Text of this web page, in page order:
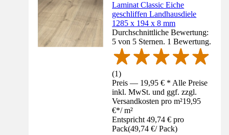
Laminat Classic Eiche
geschliffen Landhausdiele
1285 x 194 x 8 mm
Durchschnittliche Bewertung:
5 von 5 Sternen. 1 Bewertung.
(1)
Preis — 19,95 € * Alle Preise
inkl. MwSt. und ggf. zzgl.
Versandkosten pro m²19,95
€*/ m²
Entspricht 49,74 € pro
Pack(49,74 €/ Pack)